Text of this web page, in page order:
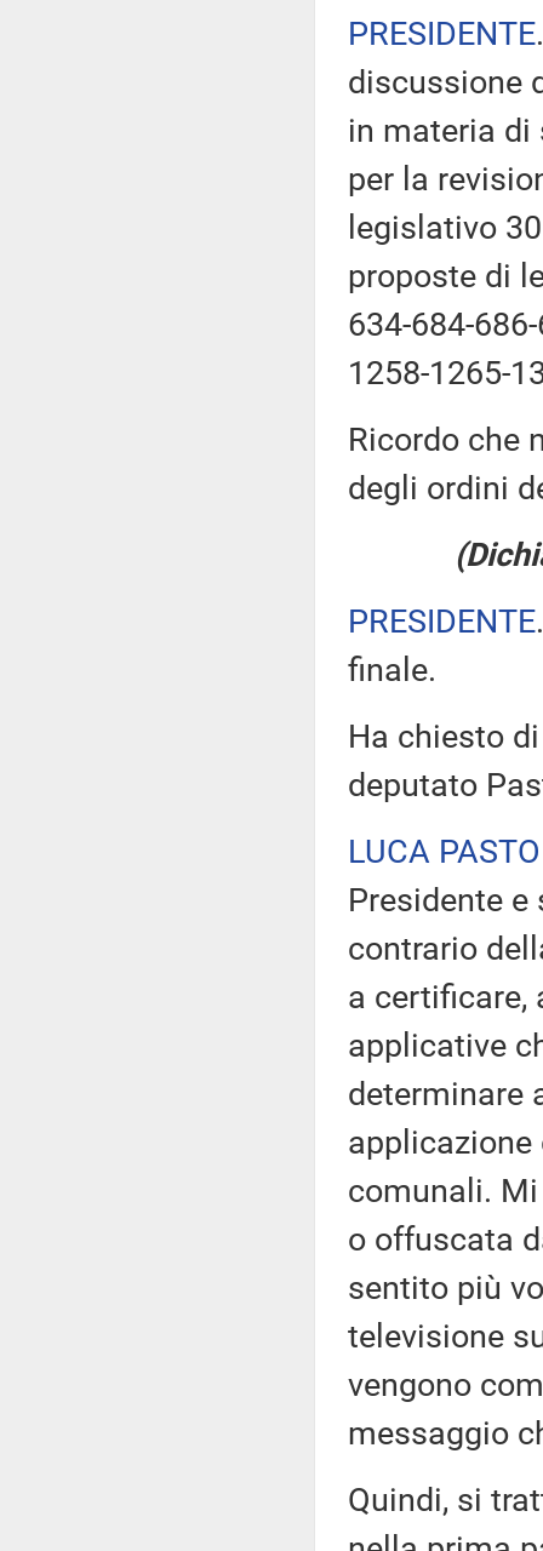
PRESIDENTE
discussione
in materia di
per la
legislativo
proposte di
634-684-
1258-1265-
Ricordo che
degli ordini
PRESIDENTE
finale.
Ha chiesto
deputato
LUCA
Presidente
contrario
a certificare,
applicative
determinare
comunali.
o offuscata
sentito più
televisione
vengono
messaggio
Quindi, si